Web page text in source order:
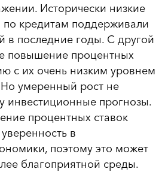
Исторически низкие
по кредитам поддерживали
в последние годы. С другой
повышение процентных
с их очень низким уровнем
умеренный рост не
инвестиционные прогнозы.
процентных ставок
в
поэтому это может
благоприятной среды.